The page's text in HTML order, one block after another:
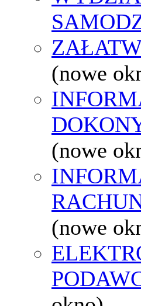
(nowe
(nowe
(nowe